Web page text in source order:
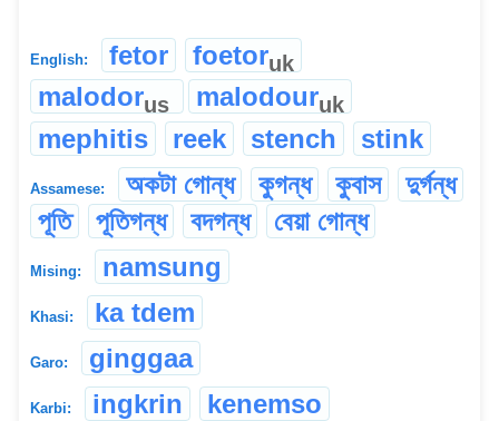
English: fetor foetoruk
malodorus malodouruk
mephitis reek stench stink
Assamese: অকটা গোন্ধ কুগন্ধ কুবাস
দুৰ্গন্ধ
পূতি
পূতিগন্ধ বদগন্ধ বেয়া গোন্ধ
Mising: namsung
Khasi: ka tdem
Garo: ginggaa
Karbi: ingkrin
kenemso